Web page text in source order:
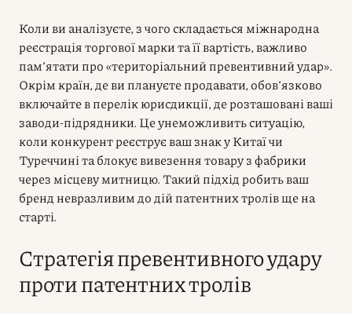
Коли ви аналізуєте, з чого складається міжнародна
реєстрація торгової марки та її вартість, важливо
пам’ятати про «територіальний превентивний удар».
Окрім країн, де ви плануєте продавати, обов’язково
включайте в перелік юрисдикції, де розташовані ваші
заводи-підрядники. Це унеможливить ситуацію,
коли конкурент реєструє ваш знак у Китаї чи
Туреччині та блокує вивезення товару з фабрики
через місцеву митницю. Такий підхід робить ваш
бренд невразливим до дій патентних тролів ще на
старті.
Стратегія превентивного удару
проти патентних тролів